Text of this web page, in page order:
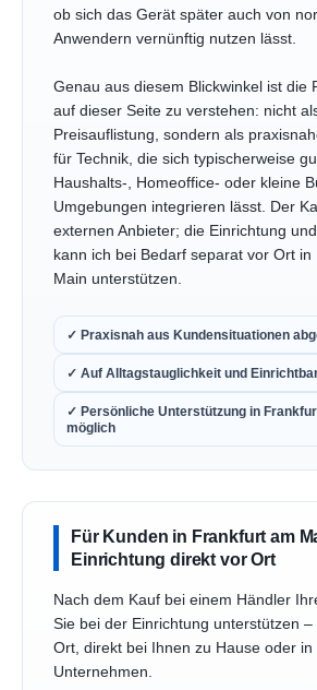
ob sich das Gerät später auch von
Anwendern vernünftig nutzen lässt.
Genau aus diesem Blickwinkel ist die
auf dieser Seite zu verstehen: nicht
Preisauflistung, sondern als
für Technik, die sich typischerweise
Haushalts-, Homeoffice- oder kleine
Umgebungen integrieren lässt. Der
externen Anbieter; die Einrichtung
kann ich bei Bedarf separat vor Ort in
Main unterstützen.
✓ Praxisnah aus Kundensituationen
✓ Auf Alltagstauglichkeit und
✓ Persönliche Unterstützung in
möglich
Für Kunden in Frankfurt am
Einrichtung direkt vor Ort
Nach dem Kauf bei einem Händler
Sie bei der Einrichtung unterstützen
Ort, direkt bei Ihnen zu Hause oder in
Unternehmen.